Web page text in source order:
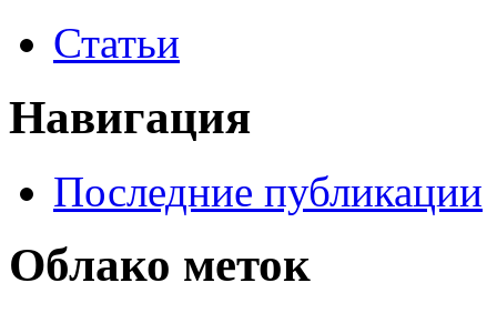
Статьи
Навигация
Последние публикации
Облако меток